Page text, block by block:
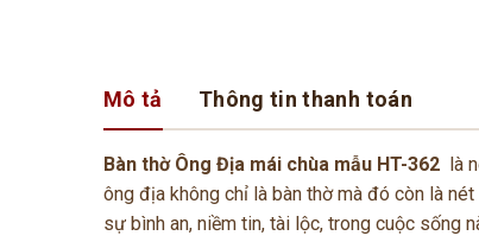
Mô tả Thông tin thanh toán
Bàn thờ Ông Địa mái chùa mẫu HT-362 là
ông địa không chỉ là bàn thờ mà đó còn là
sự bình an, niềm tin, tài lộc, trong cuộc sống